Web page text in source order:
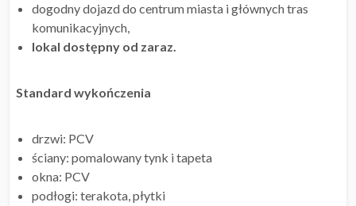
dogodny dojazd do centrum miasta i głównych tras
komunikacyjnych,
lokal dostępny od zaraz.
Standard wykończenia
drzwi: PCV
ściany: pomalowany tynk i tapeta
okna: PCV
podłogi: terakota, płytki